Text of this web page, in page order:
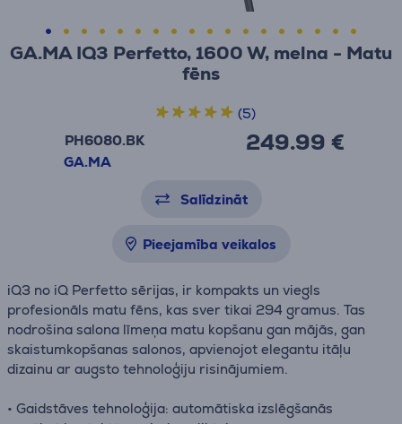
GA.MA IQ3 Perfetto, 1600 W, melna - Matu
fēns
PH6080.BK
GA.MA
249.99 €
(5)
Salīdzināt
Pieejamība veikalos
iQ3 no iQ Perfetto sērijas, ir kompakts un viegls
profesionāls matu fēns, kas sver tikai 294 gramus. Tas
nodrošina salona līmeņa matu kopšanu gan mājās, gan
skaistumkopšanas salonos, apvienojot elegantu itāļu
dizainu ar augsto tehnoloģiju risinājumiem.
• Gaidstāves tehnoloģija: automātiska izslēgšanās